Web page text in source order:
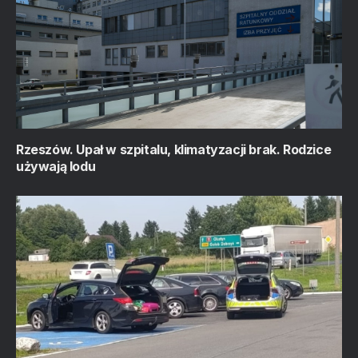
Rzeszów. Upał w szpitalu, klimatyzacji brak. Rodzice
używają lodu